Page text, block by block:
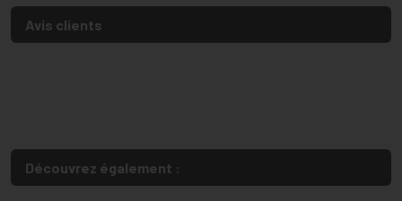
Avis clients
Découvrez également :